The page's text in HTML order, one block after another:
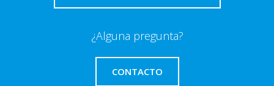
¿Alguna pregunta?
CONTACTO